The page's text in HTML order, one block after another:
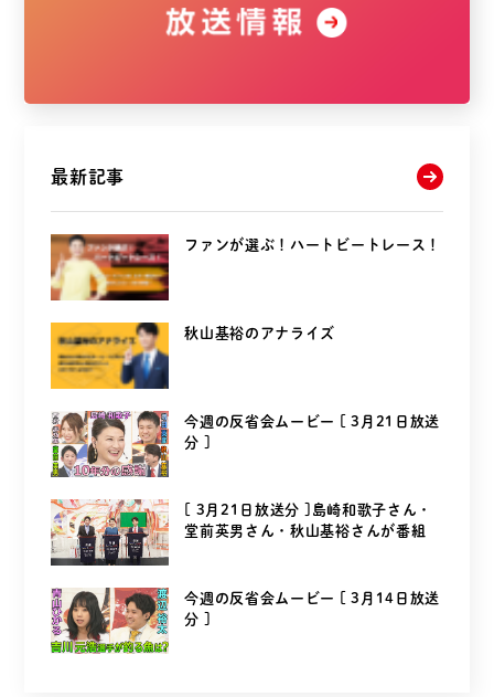
最新記事
ファンが選ぶ！ハートビートレース！
秋山基裕のアナライズ
今週の反省会ムービー [ 3月21日放送
分 ]
[ 3月21日放送分 ]島崎和歌子さん・
堂前英男さん・秋山基裕さんが番組
今週の反省会ムービー [ 3月14日放送
分 ]